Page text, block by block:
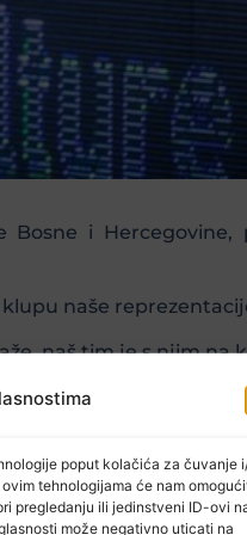
poput kolačića za čuvanje
tehnologijama će nam
pregledanju ili jedinstveni ID-ovi
može negativno uticati na
Bosne i
naše
naš tim je s njim na
nakon ove utakmice,
smo što smo
nastavi s ovim
2017, a prije